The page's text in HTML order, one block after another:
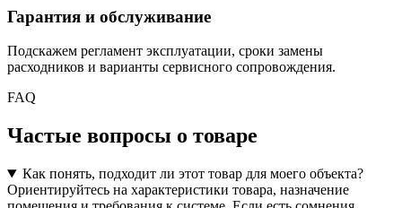
Гарантия и обслуживание
Подскажем регламент эксплуатации, сроки замены
расходников и варианты сервисного сопровождения.
FAQ
Частые вопросы о товаре
Как понять, подходит ли этот товар для моего объекта?
Ориентируйтесь на характеристики товара, назначение